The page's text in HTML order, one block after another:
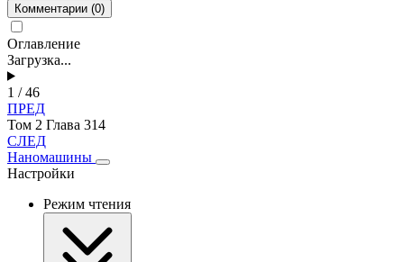
Комментарии (0)
Оглавление
Загрузка...
1 / 46
ПРЕД
Том 2 Глава 314
СЛЕД
Наномашины
Настройки
Режим чтения